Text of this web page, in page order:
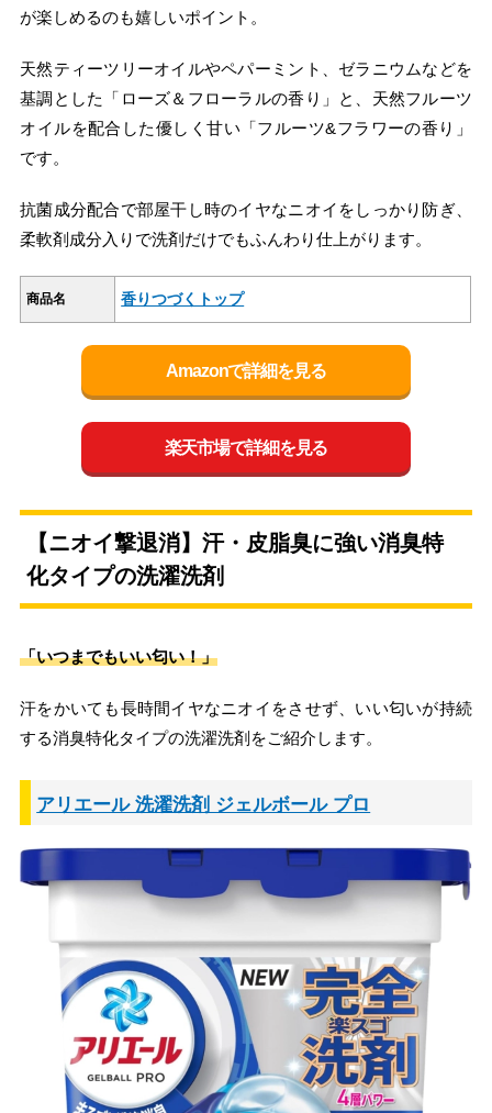
が楽しめるのも嬉しいポイント。
天然ティーツリーオイルやペパーミント、ゼラニウムなどを
基調とした「ローズ＆フローラルの香り」と、天然フルーツ
オイルを配合した優しく甘い「フルーツ&フラワーの香り」
です。
抗菌成分配合で部屋干し時のイヤなニオイをしっかり防ぎ、
柔軟剤成分入りで洗剤だけでもふんわり仕上がります。
商品名 香りつづくトップ
Amazonで詳細を見る
楽天市場で詳細を見る
【ニオイ撃退消】汗・皮脂臭に強い消臭特
化タイプの洗濯洗剤
「いつまでもいい匂い！」
汗をかいても長時間イヤなニオイをさせず、いい匂いが持続
する消臭特化タイプの洗濯洗剤をご紹介します。
アリエール 洗濯洗剤 ジェルボール プロ